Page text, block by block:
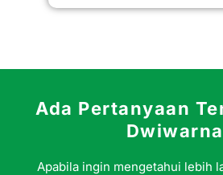
Ada Pertanyaan
Apabila ingin mengetahui lebih